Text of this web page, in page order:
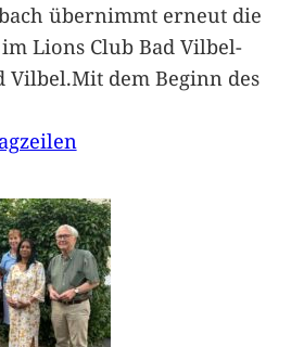
übernimmt erneut die
Lions Club Bad Vilbel-
Vilbel.Mit dem Beginn des